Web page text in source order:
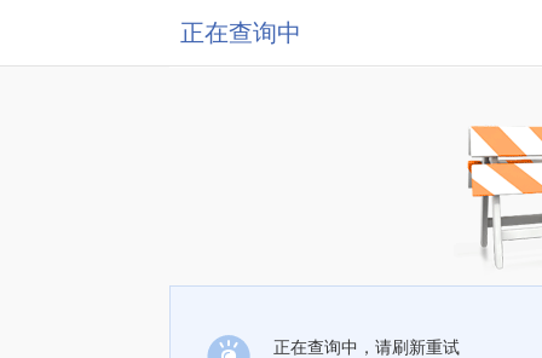
正在查询中
正在查询中，请刷新重试